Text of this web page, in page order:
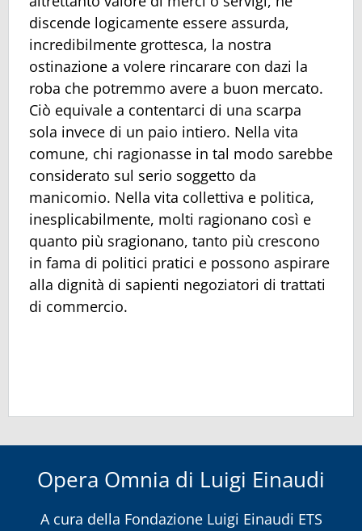
discende logicamente essere assurda,
incredibilmente grottesca, la nostra
ostinazione a volere rincarare con dazi la
roba che potremmo avere a buon mercato.
Ciò equivale a contentarci di una scarpa
sola invece di un paio intiero. Nella vita
comune, chi ragionasse in tal modo sarebbe
considerato sul serio soggetto da
manicomio. Nella vita collettiva e politica,
inesplicabilmente, molti ragionano così e
quanto più sragionano, tanto più crescono
in fama di politici pratici e possono aspirare
alla dignità di sapienti negoziatori di trattati
di commercio.
Opera Omnia di Luigi Einaudi
A cura della Fondazione Luigi Einaudi ETS